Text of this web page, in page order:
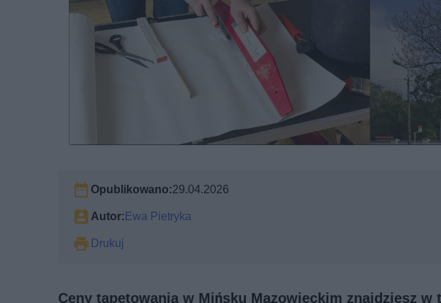
Opublikowano:29.04.2026
Autor: Ewa Pietryka
Drukuj
Ceny tapetowania w Mińsku Mazowieckim znajdziesz